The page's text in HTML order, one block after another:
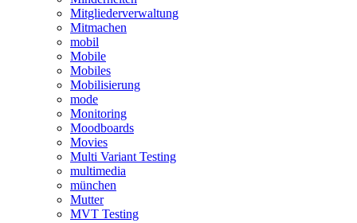
Mitgliederverwaltung
Mitmachen
mobil
Mobile
Mobiles
Mobilisierung
mode
Monitoring
Moodboards
Movies
Multi Variant Testing
multimedia
münchen
Mutter
MVT Testing